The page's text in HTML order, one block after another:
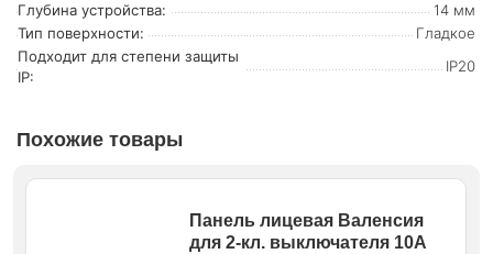
Глубина устройства:
14 мм
Тип поверхности:
Гладкое
Подходит для степени защиты
IP:
IP20
Похожие товары
Панель лицевая Валенсия
для 2-кл. выключателя 10А